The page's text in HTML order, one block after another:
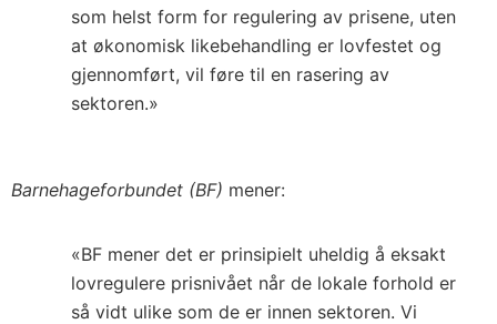
som helst form for regulering av prisene, uten
at økonomisk likebehandling er lovfestet og
gjennomført, vil føre til en rasering av
sektoren.»
Barnehageforbundet (BF) mener:
«BF mener det er prinsipielt uheldig å eksakt
lovregulere prisnivået når de lokale forhold er
så vidt ulike som de er innen sektoren. Vi